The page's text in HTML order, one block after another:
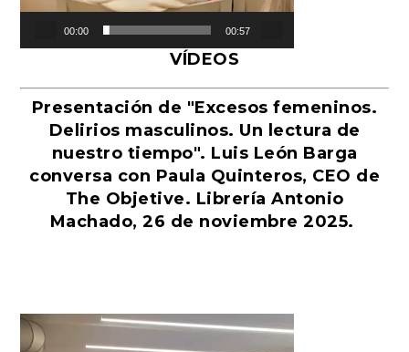
00:00 00:57
VÍDEOS
Presentación de "Excesos femeninos.
Delirios masculinos. Un lectura de
nuestro tiempo". Luis León Barga
conversa con Paula Quinteros, CEO de
The Objetive. Librería Antonio
Machado, 26 de noviembre 2025.
Reproductor
de